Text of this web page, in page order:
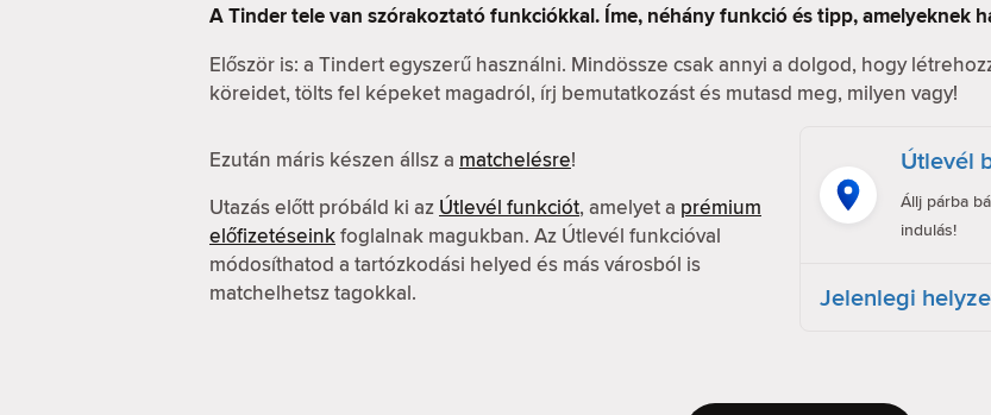
A Tinder tele van szórakoztató funkciókkal. Íme, néhány funkció és tipp, amelyeknek
Először is: a Tindert egyszerű használni. Mindössze csak annyi a dolgod, hogy
köreidet, tölts fel képeket magadról, írj bemutatkozást és mutasd meg, milyen vagy!
Ezután máris készen állsz a matchelésre!
Utazás előtt próbáld ki az Útlevél funkciót, amelyet a prémium
előfizetéseinkfoglalnak magukban. Az Útlevél funkcióval
módosíthatod a tartózkodási helyed és más városból is
matchelhetsz tagokkal.
Útlevél
Állj párba
indulás!
Jelenlegi